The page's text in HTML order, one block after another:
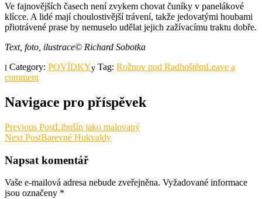
Ve fajnovějších časech není zvykem chovat čuníky v panelákové
klícce. A lidé mají choulostivější trávení, takže jedovatými houbami
přiotrávené prase by nemuselo udělat jejich zažívacímu traktu dobře.
Text, foto, ilustrace© Richard Sobotka
Category: POVÍDKY Tag: Rožnov pod RadhoštěmLeave a
comment
Navigace pro příspěvek
Previous PostLibušín jako malovaný
Next PostBarevné Hukvaldy
Napsat komentář
Vaše e-mailová adresa nebude zveřejněna. Vyžadované informace
jsou označeny *